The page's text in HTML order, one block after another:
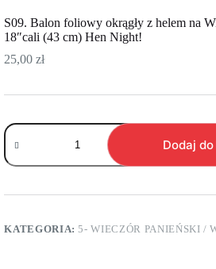
S09. Balon foliowy okrągły z helem na
18″cali (43 cm) Hen Night!
25,00zł
ilość
S09.
Balon
foliowy
z
na
Wieczór
Dodaj
KATEGORIA:5- WIECZÓR PANIEŃSKI /